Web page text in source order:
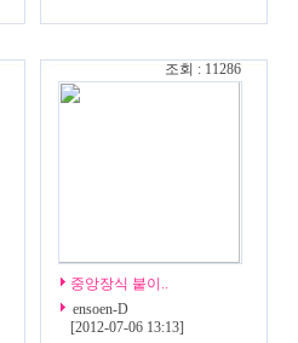
조회 : 11286
중앙장식 붙이..
ensoen-D
[2012-07-06 13:13]